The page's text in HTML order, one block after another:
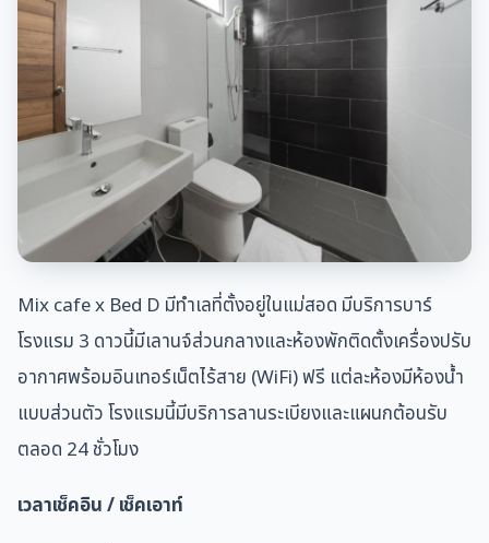
Mix cafe x Bed D มีทำเลที่ตั้งอยู่ในแม่สอด มีบริการบาร์
โรงแรม 3 ดาวนี้มีเลานจ์ส่วนกลางและห้องพักติดตั้งเครื่องปรับ
อากาศพร้อมอินเทอร์เน็ตไร้สาย (WiFi) ฟรี แต่ละห้องมีห้องน้ำ
แบบส่วนตัว โรงแรมนี้มีบริการลานระเบียงและแผนกต้อนรับ
ตลอด 24 ชั่วโมง
เวลาเช็คอิน / เช็คเอาท์